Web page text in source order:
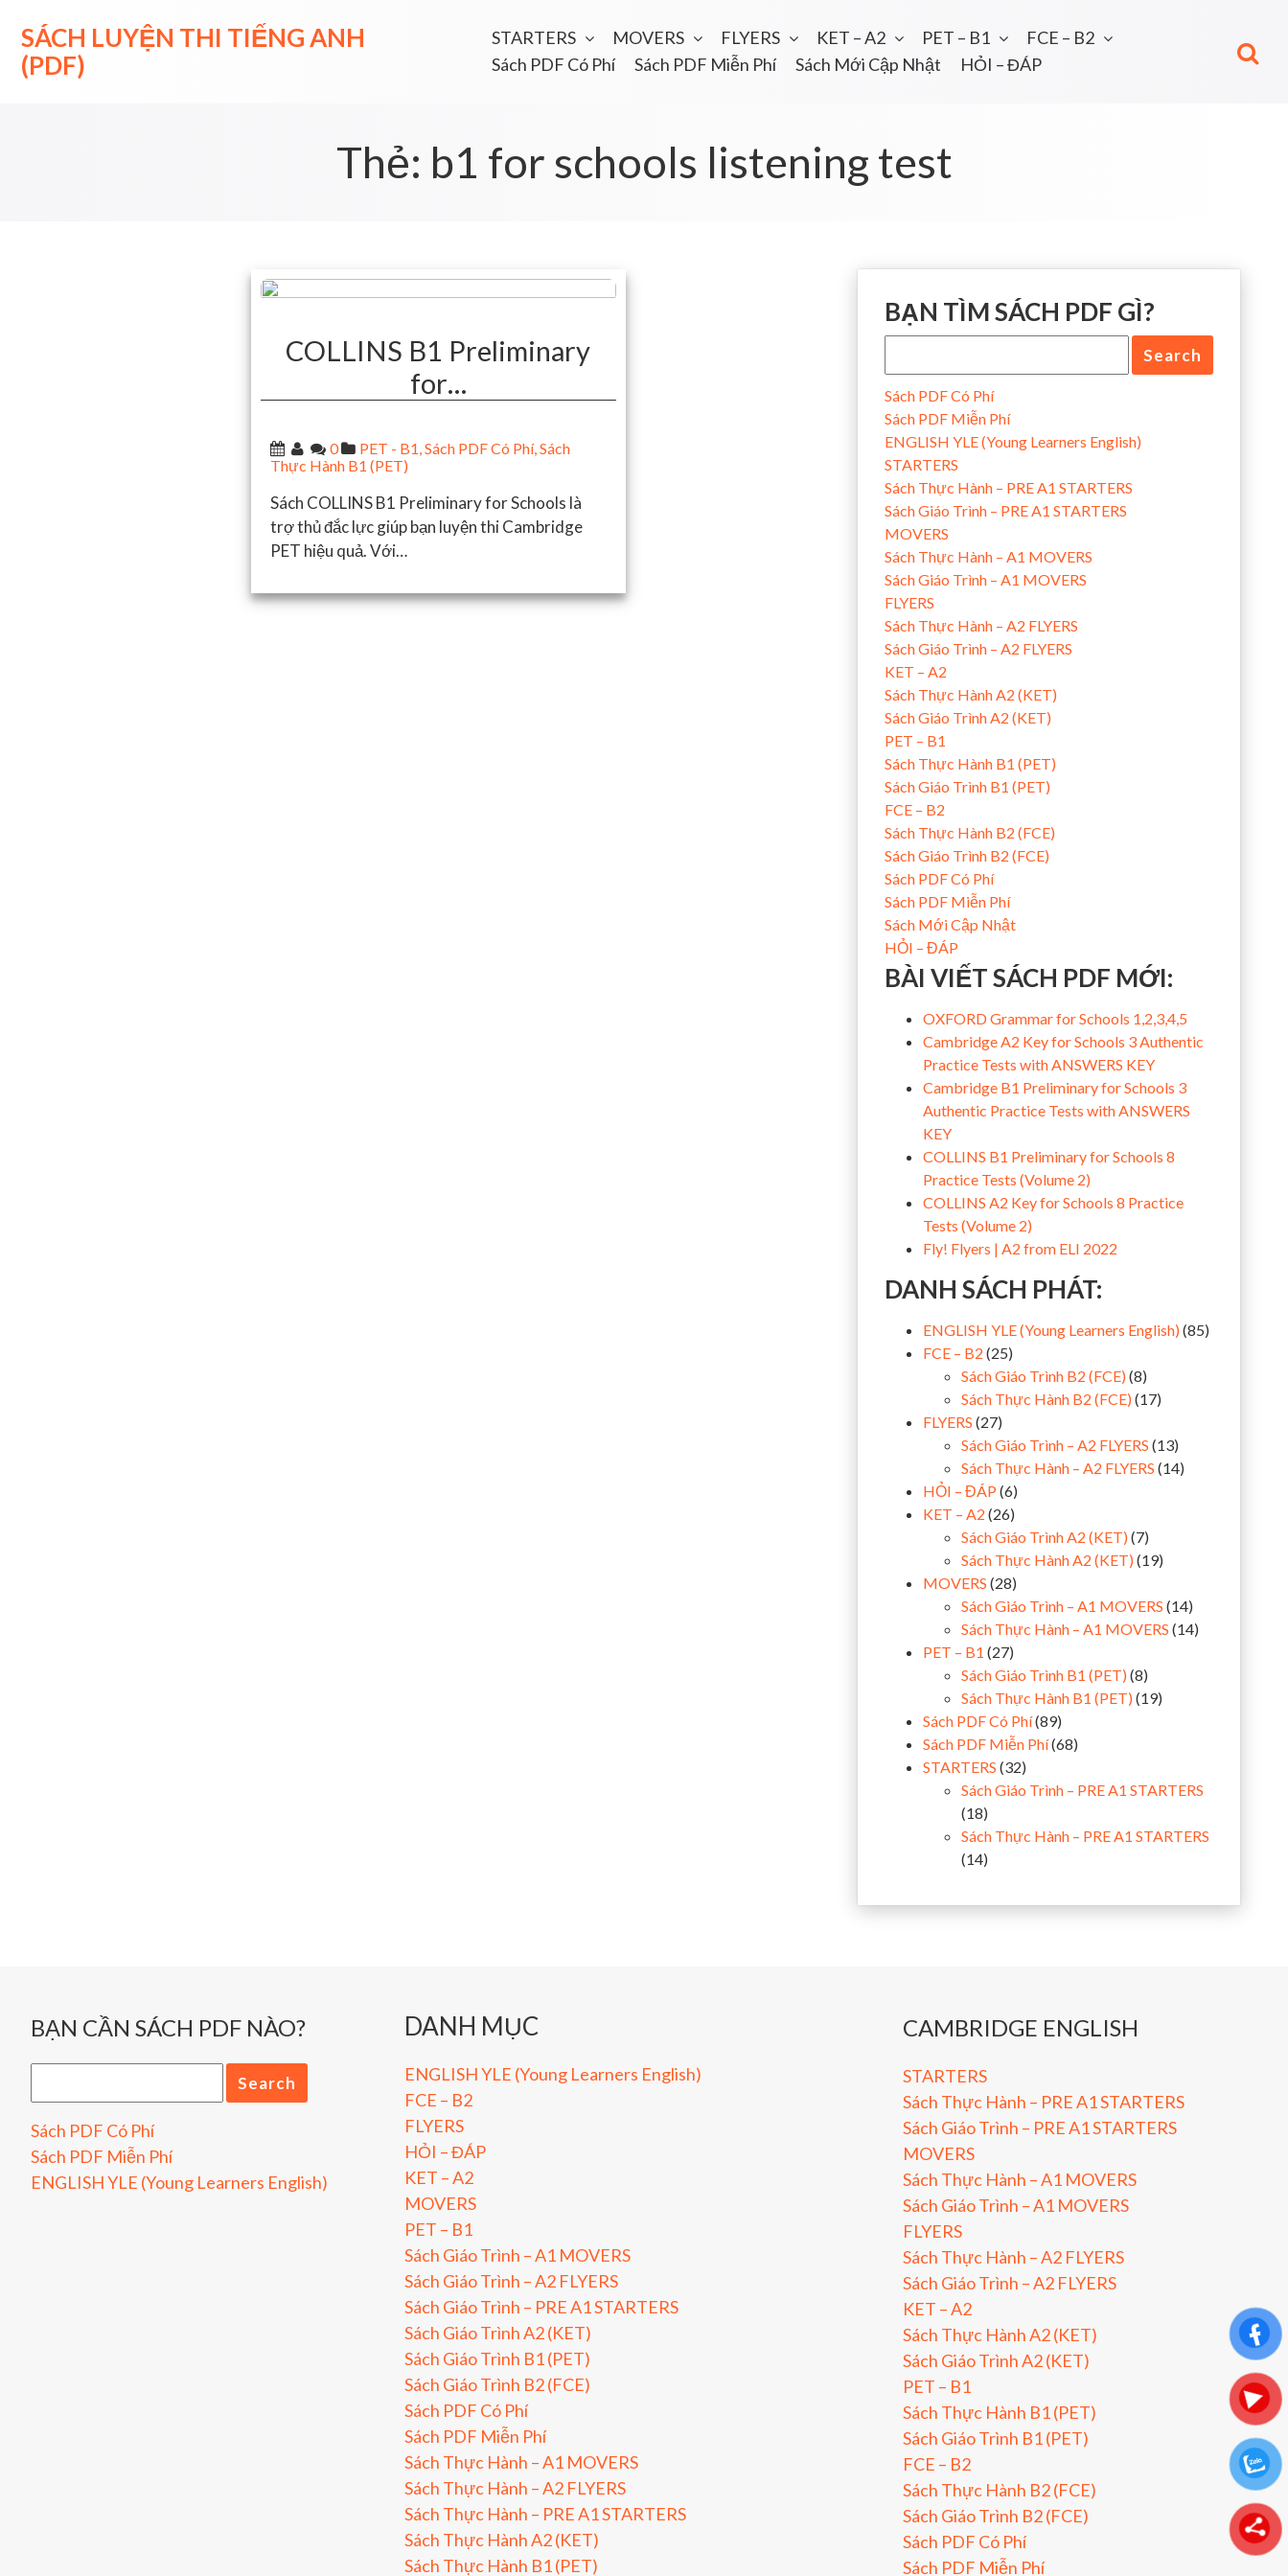
content
SÁCH LUYỆN THI TIẾNG ANH
(PDF)
STARTERS MOVERS FLYERS KET – A2 PET – B1
FCE – B2
Sách PDF Có Phí
Sách PDF Miễn Phí Sách Mới Cập Nhật HỎI – ĐÁP
Thẻ: b1 for schools listening test
COLLINS B1 Preliminary
for…
0 PET - B1,Sách PDF Có Phí,Sách
Thực Hành B1 (PET)
Sách COLLINS B1 Preliminary for Schools là
trợ thủ đắc lực giúp bạn luyện thi Cambridge
PET hiệu quả. Với…
BẠN TÌM SÁCH PDF GÌ?
Sách PDF Có Phí
Sách PDF Miễn Phí
ENGLISH YLE (Young Learners English)
STARTERS
Sách Thực Hành – PRE A1 STARTERS
Sách Giáo Trình – PRE A1 STARTERS
MOVERS
Sách Thực Hành – A1 MOVERS
Sách Giáo Trình – A1 MOVERS
FLYERS
Sách Thực Hành – A2 FLYERS
Sách Giáo Trình – A2 FLYERS
KET – A2
Sách Thực Hành A2 (KET)
Sách Giáo Trình A2 (KET)
PET – B1
Sách Thực Hành B1 (PET)
Sách Giáo Trình B1 (PET)
FCE – B2
Sách Thực Hành B2 (FCE)
Sách Giáo Trình B2 (FCE)
Sách PDF Có Phí
Sách PDF Miễn Phí
Sách Mới Cập Nhật
HỎI – ĐÁP
BÀI VIẾT SÁCH PDF MỚI:
OXFORD Grammar for Schools 1,2,3,4,5
Cambridge A2 Key for Schools 3 Authentic
Practice Tests with ANSWERS KEY
Cambridge B1 Preliminary for Schools 3
Authentic Practice Tests with ANSWERS
KEY
COLLINS B1 Preliminary for Schools 8
Practice Tests (Volume 2)
COLLINS A2 Key for Schools 8 Practice
Tests (Volume 2)
Fly! Flyers | A2 from ELI 2022
DANH SÁCH PHÁT:
ENGLISH YLE (Young Learners English) (85)
FCE – B2 (25)
Sách Giáo Trình B2 (FCE) (8)
Sách Thực Hành B2 (FCE) (17)
FLYERS (27)
Sách Giáo Trình – A2 FLYERS (13)
Sách Thực Hành – A2 FLYERS (14)
HỎI – ĐÁP (6)
KET – A2 (26)
Sách Giáo Trình A2 (KET) (7)
Sách Thực Hành A2 (KET) (19)
MOVERS (28)
Sách Giáo Trình – A1 MOVERS (14)
Sách Thực Hành – A1 MOVERS (14)
PET – B1 (27)
Sách Giáo Trình B1 (PET) (8)
Sách Thực Hành B1 (PET) (19)
Sách PDF Có Phí(89)
Sách PDF Miễn Phí(68)
STARTERS (32)
Sách Giáo Trình – PRE A1 STARTERS
(18)
Sách Thực Hành – PRE A1 STARTERS
(14)
BẠN CẦN SÁCH PDF NÀO?
Sách PDF Có Phí
Sách PDF Miễn Phí
ENGLISH YLE (Young Learners English)
DANH MỤC
ENGLISH YLE (Young Learners English)
FCE – B2
FLYERS
HỎI – ĐÁP
KET – A2
MOVERS
PET – B1
Sách Giáo Trình – A1 MOVERS
Sách Giáo Trình – A2 FLYERS
Sách Giáo Trình – PRE A1 STARTERS
Sách Giáo Trình A2 (KET)
Sách Giáo Trình B1 (PET)
Sách Giáo Trình B2 (FCE)
Sách PDF Có Phí
Sách PDF Miễn Phí
Sách Thực Hành – A1 MOVERS
Sách Thực Hành – A2 FLYERS
Sách Thực Hành – PRE A1 STARTERS
Sách Thực Hành A2 (KET)
Sách Thực Hành B1 (PET)
CAMBRIDGE ENGLISH
STARTERS
Sách Thực Hành – PRE A1 STARTERS
Sách Giáo Trình – PRE A1 STARTERS
MOVERS
Sách Thực Hành – A1 MOVERS
Sách Giáo Trình – A1 MOVERS
FLYERS
Sách Thực Hành – A2 FLYERS
Sách Giáo Trình – A2 FLYERS
KET – A2
Sách Thực Hành A2 (KET)
Sách Giáo Trình A2 (KET)
PET – B1
Sách Thực Hành B1 (PET)
Sách Giáo Trình B1 (PET)
FCE – B2
Sách Thực Hành B2 (FCE)
Sách Giáo Trình B2 (FCE)
Sách PDF Có Phí
Sách PDF Miễn Phí